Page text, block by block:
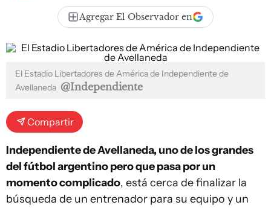
Agregar El Observador en
El Estadio Libertadores de América de Independiente de
Avellaneda @Independiente
Compartir
Independiente de Avellaneda, uno de los grandes
del fútbol argentino pero que pasa por un
momento complicado, está cerca de finalizar la
búsqueda de un entrenador para su equipo y un